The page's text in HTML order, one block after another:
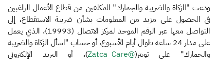
ودعت "الزكاة والضريبة والجمارك" المكلفين من قطاع الأعمال الراغبين
في الحصول على مزيد من المعلومات بشأن ضريبة الاستقطاع، إلى
التواصل معها عبر الرقم الموحد لمركز الاتصال (19993)، الذي يعمل
على مدار 24 ساعة طوال أيام الأسبوع، أو حساب "اسأل الزكاة والضريبة
والجمارك" على تويتر(@Zatca_Care
)، أو البريد الإلكتروني